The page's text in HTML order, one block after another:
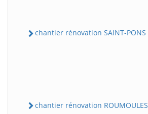
chantier rénovation SAINT-PONS
chantier rénovation ROUMOULES